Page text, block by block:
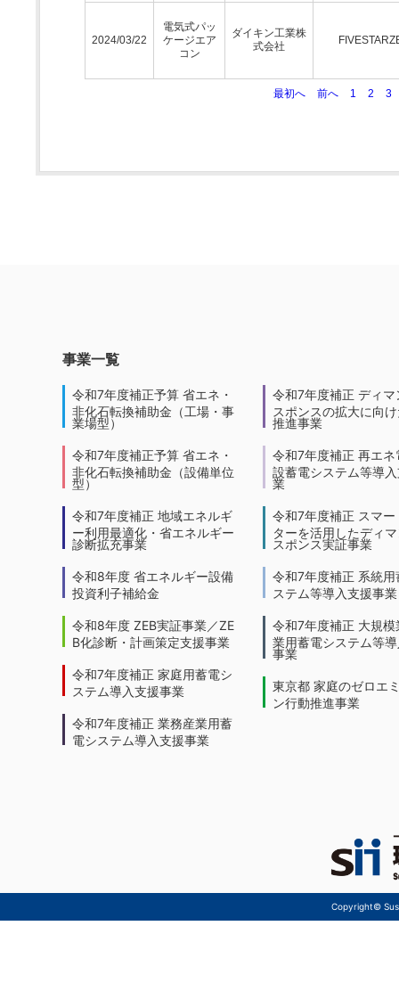
2024/03/22
電気式パッ
ケージエア
コン
ダイキン工業株
式会社
最初へ 前へ 1 2 3
事業一覧
令和7年度補正予算 省エネ・
非化石転換補助金（工場・事
業場型）
令和7年度補正予算 省エネ・
非化石転換補助金（設備単位
型）
令和7年度補正 地域エネルギ
ー利用最適化・省エネルギー
診断拡充事業
令和8年度 省エネルギー設備
投資利子補給金
令和8年度 ZEB実証事業／ZE
B化診断・計画策定支援事業
令和7年度補正 家庭用蓄電シ
ステム導入支援事業
令和7年度補正 業務産業用蓄
電システム導入支援事業
令和7年度補正 ディマ
スポンスの拡大に向
推進事業
令和7年度補正 再エネ
設蓄電システム等導
業
令和7年度補正 スマー
ターを活用したディ
スポンス実証事業
令和7年度補正 系統用
ステム等導入支援事業
令和7年度補正 大規模
業用蓄電システム等
事業
東京都 家庭のゼロエ
ン行動推進事業
Copyright©